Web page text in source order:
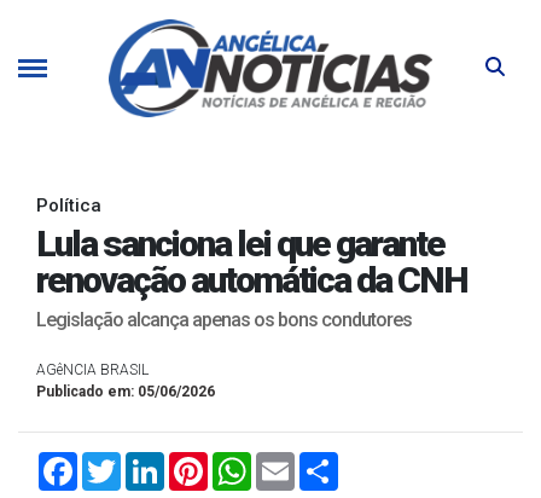
Política
Lula sanciona lei que garante
renovação automática da CNH
Legislação alcança apenas os bons condutores
AGêNCIA BRASIL
Publicado em: 05/06/2026
FacebookTwitterLinkedInPinterestWhatsApp
Email